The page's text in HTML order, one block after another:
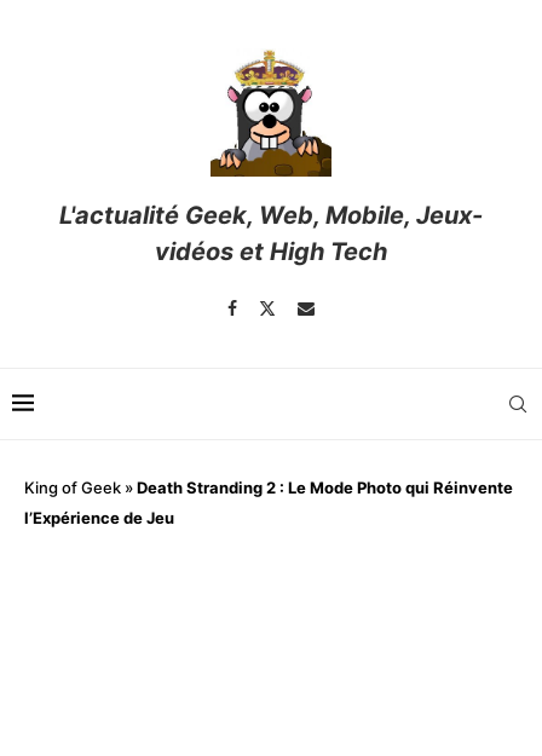
L'actualité Geek, Web, Mobile, Jeux-
vidéos et High Tech
King of Geek »Death Stranding 2 : Le Mode Photo qui Réinvente
l’Expérience de Jeu